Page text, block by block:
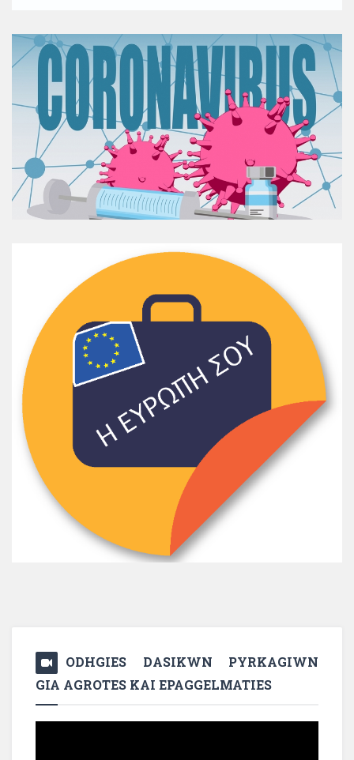
ODHGIES DASIKWN PYRKAGIWN
GIA AGROTES KAI EPAGGELMATIES